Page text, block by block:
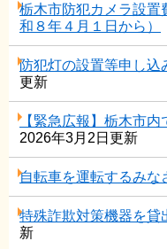
栃木市防犯カメラ設置
和８年４月１日から）
防犯灯の設置等申し込
更新
【緊急広報】栃木市内
2026年3月2日更新
自転車を運転するみな
特殊詐欺対策機器を貸
新